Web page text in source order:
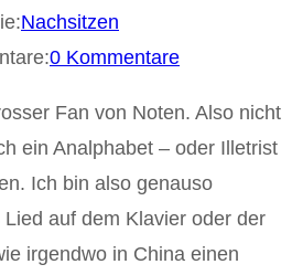
Nachsitzen
0 Kommentare
Fan von Noten. Also nicht
ein Analphabet – oder Illetrist
Ich bin also genauso
auf dem Klavier oder der
irgendwo in China einen